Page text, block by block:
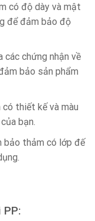
có độ dày và mật
để đảm bảo độ
chứng nhận về
bảo sản phẩm
thiết kế và màu
bạn.
thảm có lớp đế